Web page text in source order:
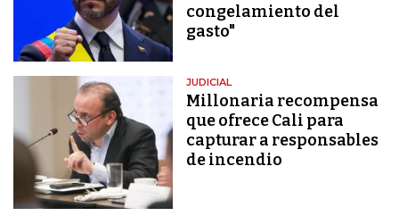
congelamiento del
gasto"
JUDICIAL
Millonaria recompensa
que ofrece Cali para
capturar a responsables
de incendio